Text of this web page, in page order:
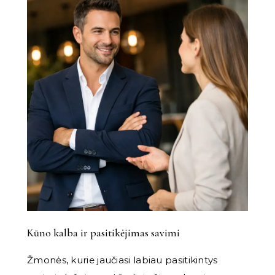
Kūno kalba ir pasitikėjimas savimi
Žmonės, kurie jaučiasi labiau pasitikintys